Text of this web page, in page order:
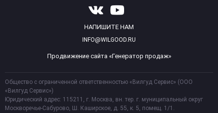
НАПИШИТЕ НАМ
INFO@WILGOOD.RU
Продвижение сайта «Генератор продаж»
Общество с ограниченной ответственностью «Вилгуд Сервис» (ООО
«Вилгуд Сервис»)
Юридический адрес: 115211, г. Москва, вн. тер. г. муниципальный округ
Москворечье-Сабурово, Ш. Каширское, д. 55, к. 5, помещ. 1/1.